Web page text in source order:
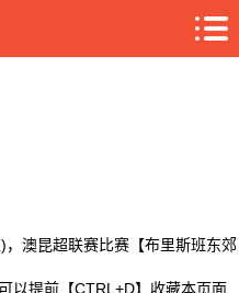
澳昆超联赛比赛【布里斯班东郊
以提前【CTRL+D】收藏本页面